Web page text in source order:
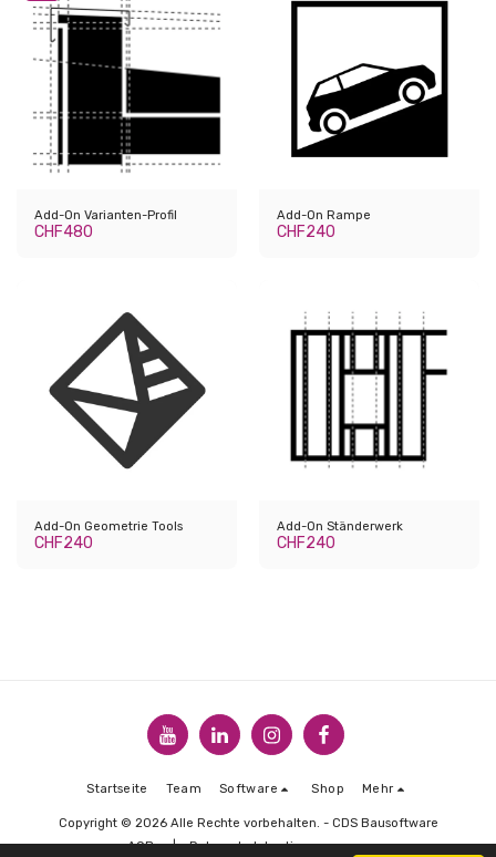
Add-On Varianten-Profil
CHF480
Add-On Rampe
CHF240
Add-On Geometrie Tools
CHF240
Add-On Ständerwerk
CHF240
Startseite Team Software Shop Mehr
Copyright © 2026 Alle Rechte vorbehalten. - CDS Bausoftware
AGBs|Datenschutzbestimmungen